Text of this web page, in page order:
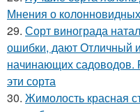
Мнения о
29. Сорт винограда
ошибки, дают Отличный
начинающих садоводов.
эти сорта
30. Жимолость красная